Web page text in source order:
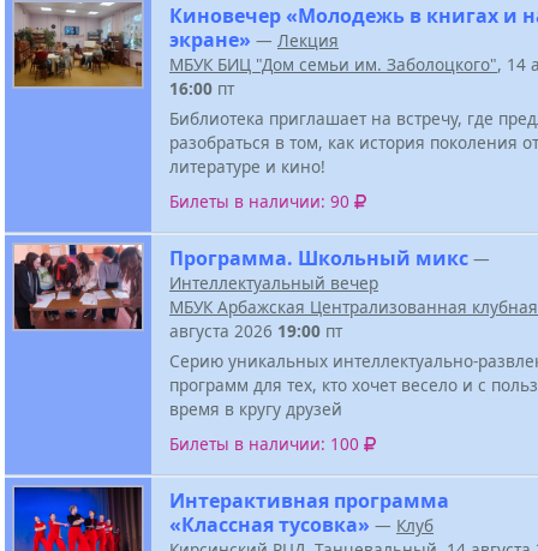
Киновечер «Молодежь в книгах и
экране» — Лекция
МБУК БИЦ "Дом семьи им. Заболоцкого", 14
16:00 пт
Библиотека приглашает на встречу, где
разобраться в том, как история поколения
литературе и кино!
Билеты в наличии: 90
Программа. Школьный микс —
Интеллектуальный вечер
МБУК Арбажская Централизованная
августа 2026 19:00 пт
Серию уникальных интеллектуально-
программ для тех, кто хочет весело и с
время в кругу друзей
Билеты в наличии: 100
Интерактивная программа
«Классная тусовка» — Клуб